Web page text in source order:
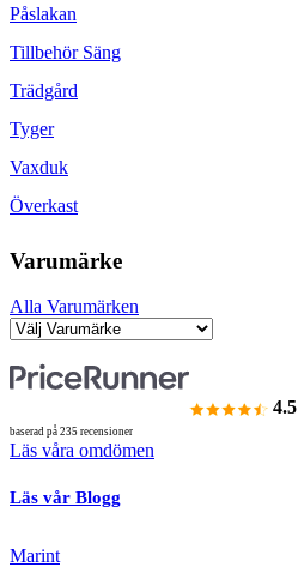
Påslakan
Tillbehör Säng
Trädgård
Tyger
Vaxduk
Överkast
Varumärke
Alla Varumärken
4.5
baserad på 235 recensioner
Läs våra omdömen
Läs vår Blogg
Marint